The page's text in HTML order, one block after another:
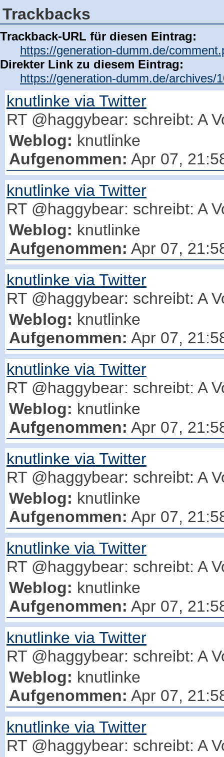
Trackbacks
Trackback-URL für diesen Eintrag:
https://generation-dumm.de/
Direkter Link zu diesem Eintrag:
https://generation-dumm.de/archives/
knutlinke via Twitter
RT @haggybear: schreibt: A
Weblog: knutlinke
Aufgenommen: Apr 07,
knutlinke via Twitter
RT @haggybear: schreibt: A
Weblog: knutlinke
Aufgenommen: Apr 07,
knutlinke via Twitter
RT @haggybear: schreibt: A
Weblog: knutlinke
Aufgenommen: Apr 07,
knutlinke via Twitter
RT @haggybear: schreibt: A
Weblog: knutlinke
Aufgenommen: Apr 07,
knutlinke via Twitter
RT @haggybear: schreibt: A
Weblog: knutlinke
Aufgenommen: Apr 07,
knutlinke via Twitter
RT @haggybear: schreibt: A
Weblog: knutlinke
Aufgenommen: Apr 07,
knutlinke via Twitter
RT @haggybear: schreibt: A
Weblog: knutlinke
Aufgenommen: Apr 07,
knutlinke via Twitter
RT @haggybear: schreibt: A